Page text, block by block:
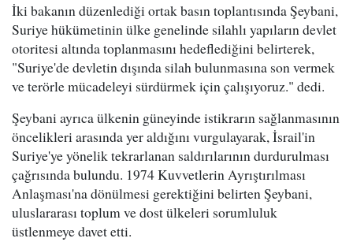
İki bakanın düzenlediği ortak basın toplantısında Şeybani,
Suriye hükümetinin ülke genelinde silahlı yapıların devlet
otoritesi altında toplanmasını hedeflediğini belirterek,
"Suriye'de devletin dışında silah bulunmasına son vermek
ve terörle mücadeleyi sürdürmek için çalışıyoruz." dedi.
Şeybani ayrıca ülkenin güneyinde istikrarın sağlanmasının
öncelikleri arasında yer aldığını vurgulayarak, İsrail'in
Suriye'ye yönelik tekrarlanan saldırılarının durdurulması
çağrısında bulundu. 1974 Kuvvetlerin Ayrıştırılması
Anlaşması'na dönülmesi gerektiğini belirten Şeybani,
uluslararası toplum ve dost ülkeleri sorumluluk
üstlenmeye davet etti.